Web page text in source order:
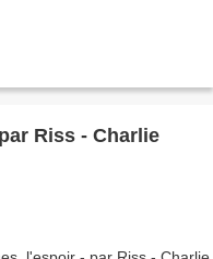
Riss - Charlie